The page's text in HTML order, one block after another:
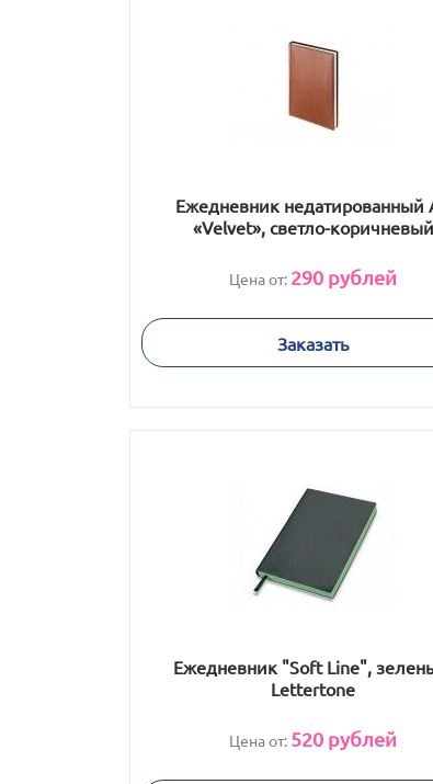
Ежедневник недатированный
«Velvet», светло-коричневый
Цена от: 290 рублей
Заказать
Ежедневник "Soft Line",
Lettertone
Цена от: 520 рублей